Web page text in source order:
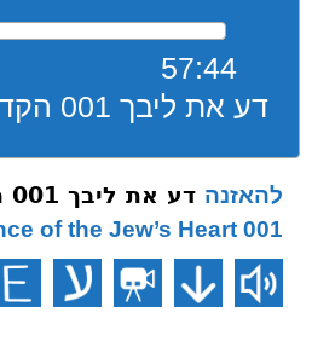
57:44
דע את ליבך 001 הקדמה
להאזנה דע את ליבך 001 הקדמה
001 The Essence of the Jew’s Heart